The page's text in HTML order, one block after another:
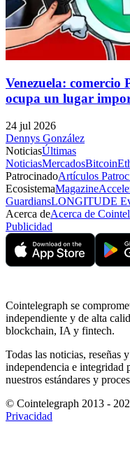
Venezuela: comercio
ocupa un lugar
24 jul 2026
Dennys González
NoticiasÚltimas
NoticiasMercadosBitcoin
PatrocinadoArtículos
EcosistemaMagazine
GuardiansLONGITUDE
Acerca deAcerca de
Publicidad
Cointelegraph se
independiente y de alta
blockchain, IA y fintech.
Todas las noticias, reseñas
independencia e integridad
nuestros estándares y
© Cointelegraph 2013 -
Privacidad